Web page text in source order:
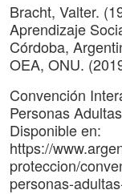
Bracht, Valter.
Aprendizaje
Córdoba,
OEA, ONU.
Convención
Personas
Disponible en:
https://
proteccion/
personas-